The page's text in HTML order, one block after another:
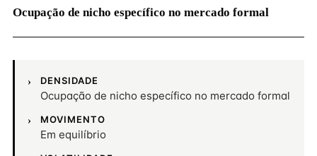
Ocupação de nicho específico no mercado formal
DENSIDADE
Ocupação de nicho específico no mercado formal
MOVIMENTO
Em equilíbrio